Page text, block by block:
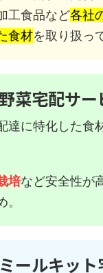
工食品など各社
食材を取り扱っ
野菜宅配サー
達に特化した食
培など安全性が
ミールキット